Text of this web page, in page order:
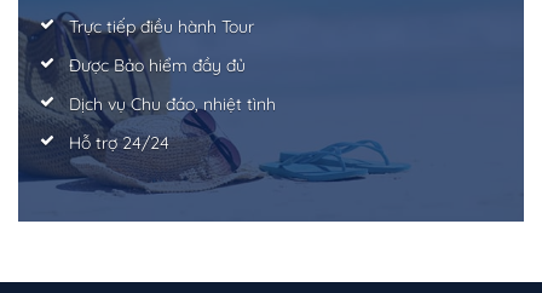
Trực tiếp điều hành Tour
Được Bảo hiểm đầy đủ
Dịch vụ Chu đáo, nhiệt tình
Hỗ trợ 24/24